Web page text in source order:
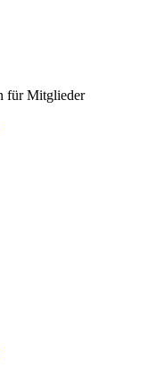
für Mitglieder